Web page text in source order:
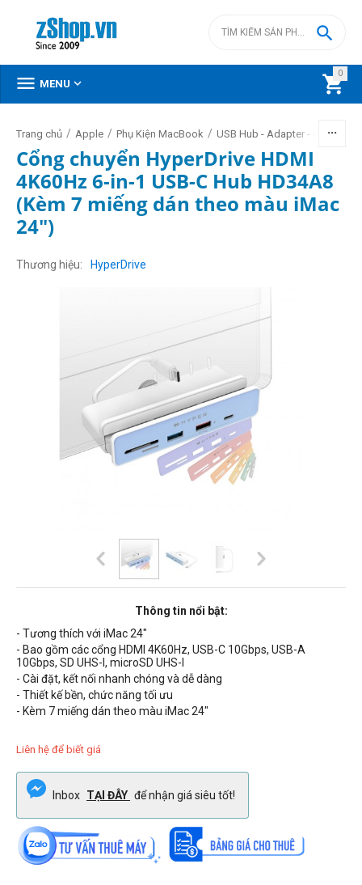
0


 MENU 
Trang chủ / Apple / Phụ Kiện MacBook / USB Hub - Adapter - Cable
Cổng chuyển HyperDrive HDMI
4K60Hz 6-in-1 USB-C Hub HD34A8
(Kèm 7 miếng dán theo màu iMac
24")
Thương hiệu HyperDrive
Thông tin nổi bật:
- Tương thích với iMac 24"
- Bao gồm các cổng HDMI 4K60Hz, USB-C 10Gbps, USB-A
10Gbps, SD UHS-I, microSD UHS-I
- Cài đặt, kết nối nhanh chóng và dễ dàng
- Thiết kế bền, chức năng tối ưu
- Kèm 7 miếng dán theo màu iMac 24"
Liên hệ để biết giá
Inbox TẠI ĐÂY để nhận giá siêu tốt!